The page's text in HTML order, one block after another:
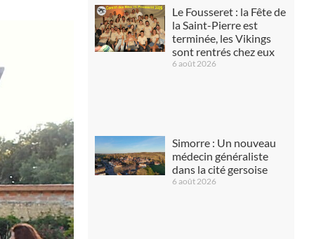
Le Fousseret : la Fête de
la Saint-Pierre est
terminée, les Vikings
sont rentrés chez eux
6 août 2026
Simorre : Un nouveau
médecin généraliste
dans la cité gersoise
6 août 2026